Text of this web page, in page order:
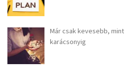
Már csak kevesebb, mint
karácsonyig